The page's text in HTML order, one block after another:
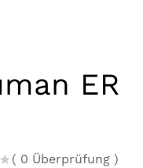
ER
( 0 Überprüfung )